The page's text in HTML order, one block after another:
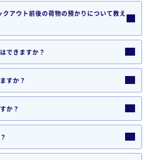
アウト前後の荷物の預かりについて教え
できますか？
すか？
か？